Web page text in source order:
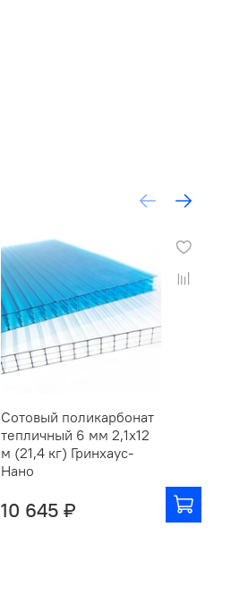
Сотовый поликарбонат
тепличный 6 мм 2,1х12
м (21,4 кг) Гринхаус-
Нано
10 645 ₽